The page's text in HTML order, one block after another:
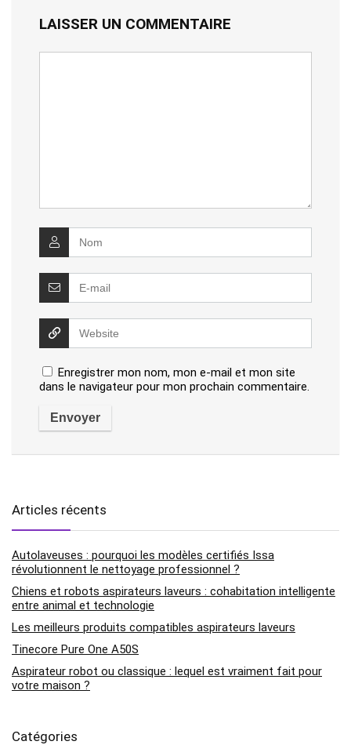
LAISSER UN COMMENTAIRE
Enregistrer mon nom, mon e-mail et mon site
dans le navigateur pour mon prochain commentaire.
Articles récents
Autolaveuses : pourquoi les modèles certifiés Issa
révolutionnent le nettoyage professionnel ?
Chiens et robots aspirateurs laveurs : cohabitation intelligente
entre animal et technologie
Les meilleurs produits compatibles aspirateurs laveurs
Tinecore Pure One A50S
Aspirateur robot ou classique : lequel est vraiment fait pour
votre maison ?
Catégories